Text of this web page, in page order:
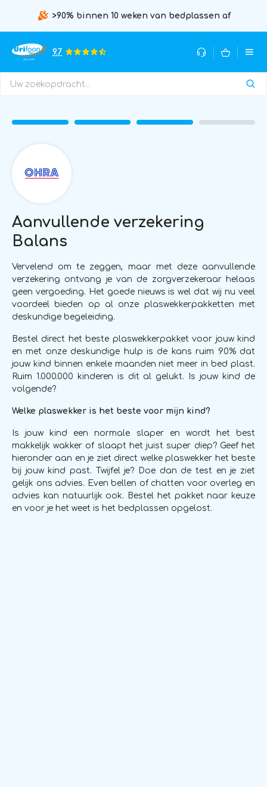
>90% binnen 10 weken van bedplassen af
9.7
Aanvullende verzekering
Balans
Vervelend om te zeggen, maar met deze aanvullende
verzekering ontvang je van de zorgverzekeraar helaas
geen vergoeding. Het goede nieuws is wel dat wij nu veel
voordeel bieden op al onze plaswekkerpakketten met
deskundige begeleiding.
Bestel direct het beste plaswekkerpakket voor jouw kind
en met onze deskundige hulp is de kans ruim 90% dat
jouw kind binnen enkele maanden niet meer in bed plast.
Ruim 1.000.000 kinderen is dit al gelukt. Is jouw kind de
volgende?
Welke plaswekker is het beste voor mijn kind?
Is jouw kind een normale slaper en wordt het best
makkelijk wakker of slaapt het juist super diep? Geef het
hieronder aan en je ziet direct welke plaswekker het beste
bij jouw kind past. Twijfel je? Doe dan de test en je ziet
gelijk ons advies. Even bellen of chatten voor overleg en
advies kan natuurlijk ook. Bestel het pakket naar keuze
en voor je het weet is het bedplassen opgelost.